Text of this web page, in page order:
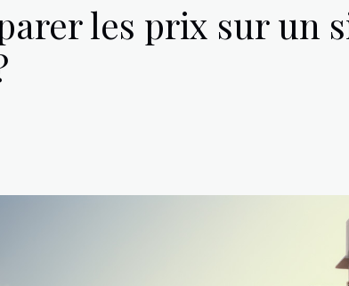
les prix sur un